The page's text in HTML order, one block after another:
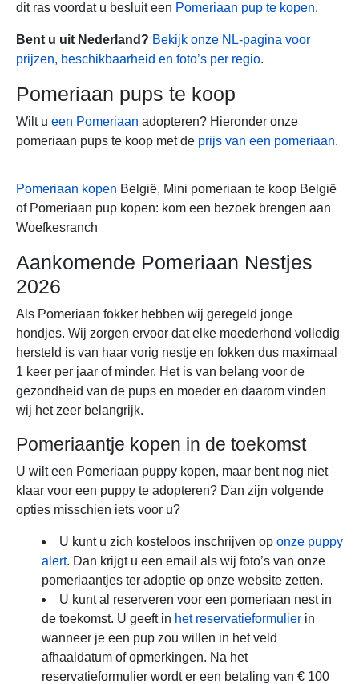
dit ras voordat u besluit een Pomeriaan pup te kopen.
Bent u uit Nederland? Bekijk onze NL-pagina voor
prijzen, beschikbaarheid en foto’s per regio.
Pomeriaan pups te koop
Wilt u een Pomeriaan adopteren? Hieronder onze
pomeriaan pups te koop met de prijs van een pomeriaan.
Pomeriaan kopen België, Mini pomeriaan te koop België
of Pomeriaan pup kopen: kom een bezoek brengen aan
Woefkesranch
Aankomende Pomeriaan Nestjes
2026
Als Pomeriaan fokker hebben wij geregeld jonge
hondjes. Wij zorgen ervoor dat elke moederhond volledig
hersteld is van haar vorig nestje en fokken dus maximaal
1 keer per jaar of minder. Het is van belang voor de
gezondheid van de pups en moeder en daarom vinden
wij het zeer belangrijk.
Pomeriaantje kopen in de toekomst
U wilt een Pomeriaan puppy kopen, maar bent nog niet
klaar voor een puppy te adopteren? Dan zijn volgende
opties misschien iets voor u?
U kunt u zich kosteloos inschrijven op onze puppy
alert. Dan krijgt u een email als wij foto’s van onze
pomeriaantjes ter adoptie op onze website zetten.
U kunt al reserveren voor een pomeriaan nest in
de toekomst. U geeft in het reservatieformulier in
wanneer je een pup zou willen in het veld
afhaaldatum of opmerkingen. Na het
reservatieformulier wordt er een betaling van € 100